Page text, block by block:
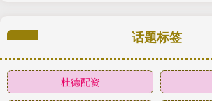
话题标签
杜德配资